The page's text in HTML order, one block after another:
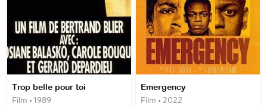
Trop belle pour toi
Film • 1989
Emergency
Film • 2022